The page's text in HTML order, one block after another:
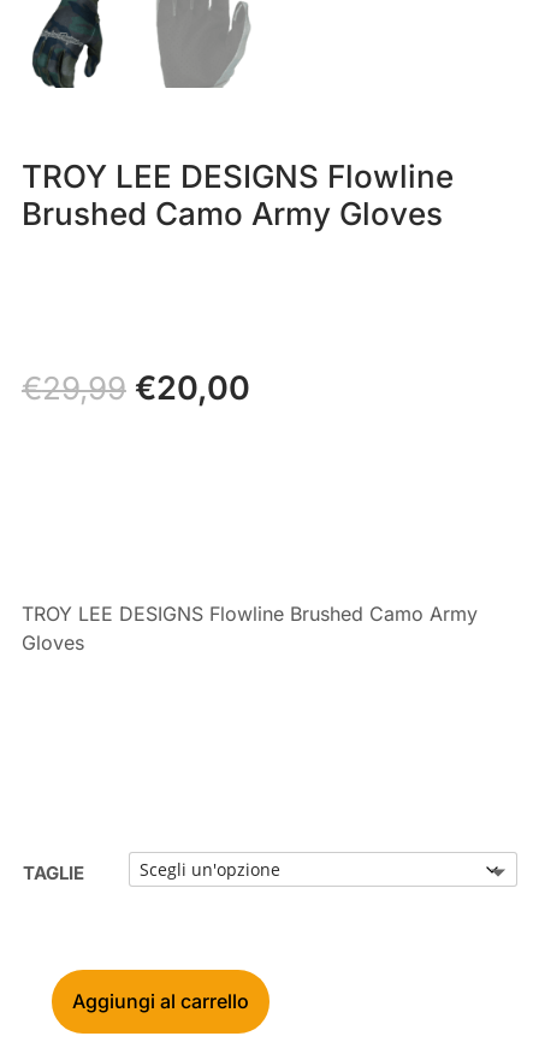
TROY LEE DESIGNS Flowline
Brushed Camo Army Gloves
€29,99 Il
prezzo
€20,00Il
TROY LEE DESIGNS Flowline Brushed Camo Army
Gloves
TAGLIE
TROY
Aggiungi al carrello